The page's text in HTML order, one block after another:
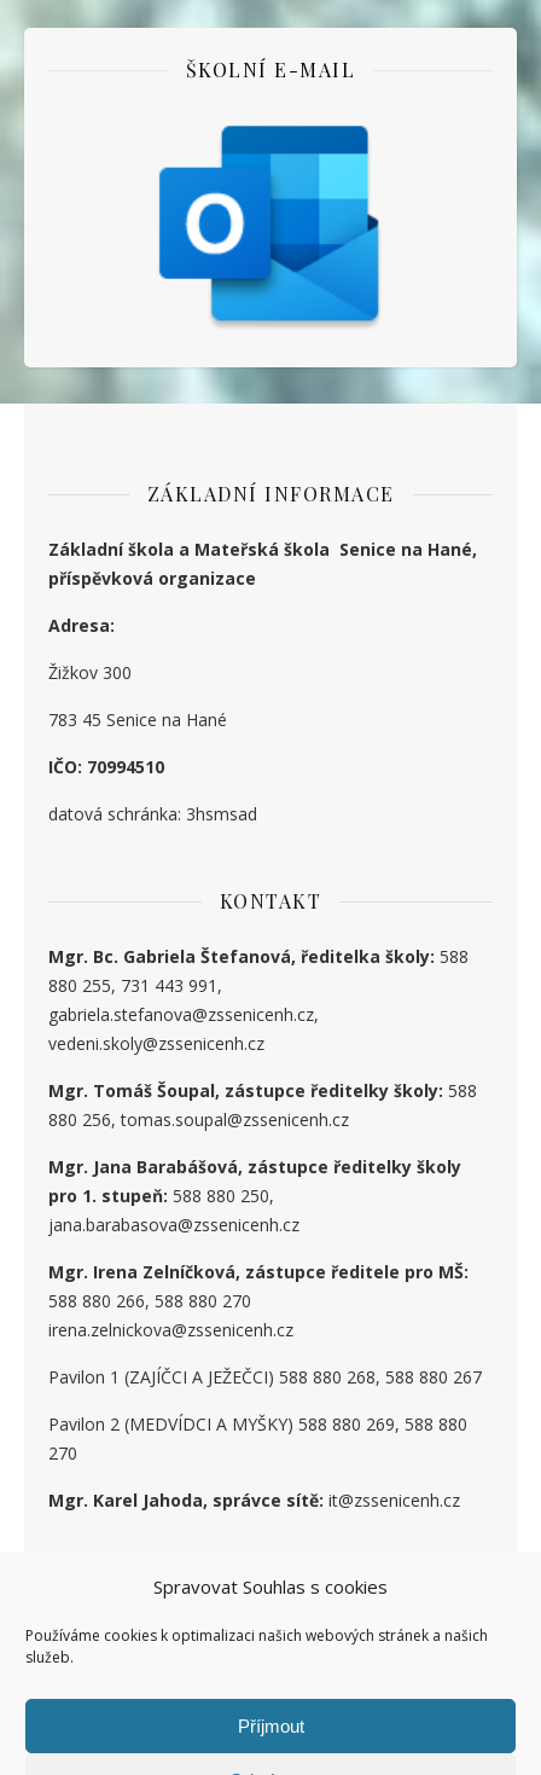
Spravovat Souhlas s cookies
Používáme cookies k optimalizaci našich webových stránek a našich
služeb.
Příjmout
ŠKOLNÍ E-MAIL
ZÁKLADNÍ INFORMACE
Základní škola a Mateřská škola Senice na Hané,
příspěvková organizace
Adresa:
Žižkov 300
783 45 Senice na Hané
IČO: 70994510
datová schránka: 3hsmsad
KONTAKT
Mgr. Bc. Gabriela Štefanová, ředitelka školy: 588
880 255, 731 443 991,
gabriela.stefanova@zssenicenh.cz,
vedeni.skoly@zssenicenh.cz
Mgr. Tomáš Šoupal, zástupce ředitelky školy: 588
880 256, tomas.soupal@zssenicenh.cz
Mgr. Jana Barabášová, zástupce ředitelky školy
pro 1. stupeň: 588 880 250,
jana.barabasova@zssenicenh.cz
Mgr. Irena Zelníčková, zástupce ředitele pro MŠ:
588 880 266, 588 880 270
irena.zelnickova@zssenicenh.cz
Pavilon 1 (ZAJÍČCI A JEŽEČCI) 588 880 268, 588 880 267
Pavilon 2 (MEDVÍDCI A MYŠKY) 588 880 269, 588 880
270
Mgr. Karel Jahoda, správce sítě: it@zssenicenh.cz
SOCIÁLNÍ SÍTĚ